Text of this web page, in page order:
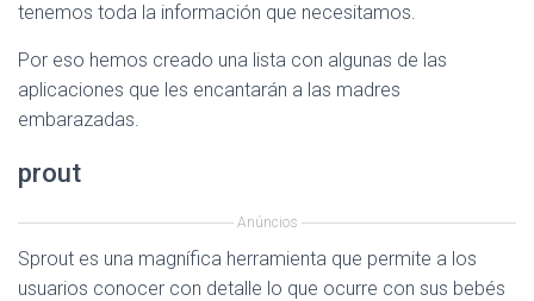
tenemos toda la información que necesitamos.
Por eso hemos creado una lista con algunas de las
aplicaciones que les encantarán a las madres
embarazadas.
prout
Anúncios
Sprout es una magnífica herramienta que permite a los
usuarios conocer con detalle lo que ocurre con sus bebés